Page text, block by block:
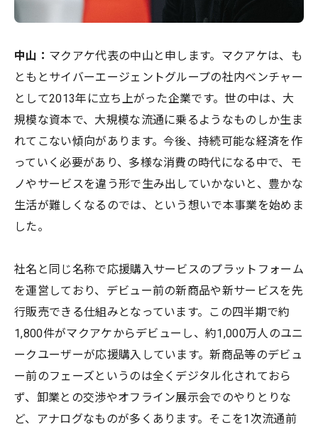
中山： マクアケ代表の中山と申します。マクアケは、も
ともとサイバーエージェントグループの社内ベンチャー
として2013年に立ち上がった企業です。世の中は、大
規模な資本で、大規模な流通に乗るようなものしか生ま
れてこない傾向があります。今後、持続可能な経済を作
っていく必要があり、多様な消費の時代になる中で、モ
ノやサービスを違う形で生み出していかないと、豊かな
生活が難しくなるのでは、という想いで本事業を始めま
した。
社名と同じ名称で応援購入サービスのプラットフォーム
を運営しており、デビュー前の新商品や新サービスを先
行販売できる仕組みとなっています。この四半期で約
1,800件がマクアケからデビューし、約1,000万人のユニ
ークユーザーが応援購入しています。新商品等のデビュ
ー前のフェーズというのは全くデジタル化されておら
ず、卸業との交渉やオフライン展示会でのやりとりな
ど、アナログなものが多くあります。そこを1次流通前